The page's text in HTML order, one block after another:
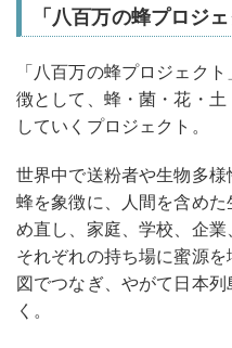
「八百万の蜂プロジ
「八百万の蜂プロジェク
徴として、蜂・菌・花・
していくプロジェクト。
世界中で送粉者や生物多様
蜂を象徴に、人間を含め
め直し、家庭、学校、企業
それぞれの持ち場に蜜源
図でつなぎ、やがて日本列
く。